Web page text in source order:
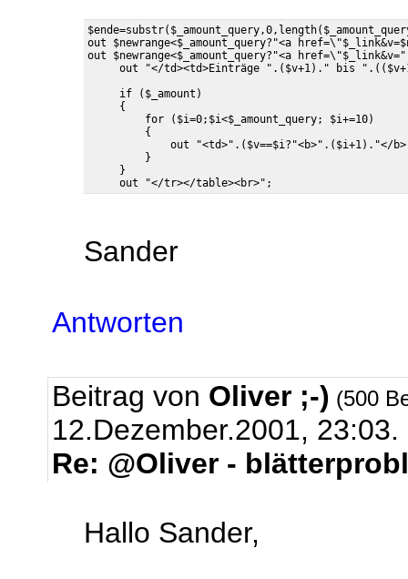
out $newrange<$_amount_query?"<a
out $newrange<$_amount_query?"<a
if ($_amount)
{
for ($i=0;$i<$_amount_query; $i+=10)
{
out "<td>".($v==$i?"<b>".($i+1)."</b>":"<a
}
}
Sander
Antworten
Beitrag von Oliver ;-) (500
12.Dezember.2001, 23:03.
Re: @Oliver -
Hallo Sander,